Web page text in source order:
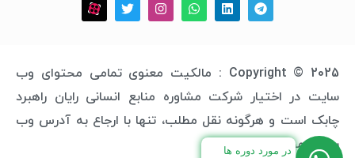
Copyright © 2025 : مالکیت معنوی تمامی محتوای وب
سایت در اختیار شرکت مشاوره منابع انسانی رایان راهبرد
چابک است و هرگونه نقل مطلب، تنها با ارجاع به آدرس وب
سایت مجاز خواهد بود.
در مورد دوره ها